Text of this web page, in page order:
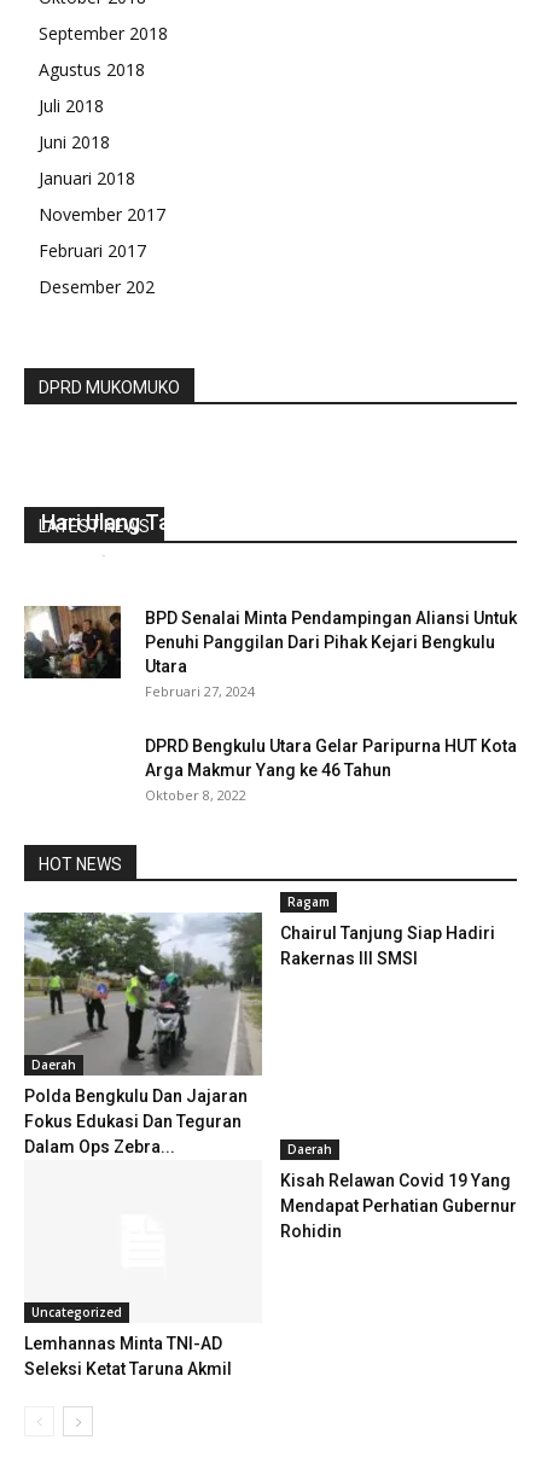
September 2018
Agustus 2018
Juli 2018
Juni 2018
Januari 2018
November 2017
Februari 2017
Desember 202
DPRD MUKOMUKO
LATEST NEWS
Hari Ulang Tahun Guru Dan PGRI Ke 77
-
BPD Senalai Minta Pendampingan Aliansi Untuk
Penuhi Panggilan Dari Pihak Kejari Bengkulu
Utara
Februari 27, 2024
DPRD Bengkulu Utara Gelar Paripurna HUT Kota
Arga Makmur Yang ke 46 Tahun
Oktober 8, 2022
HOT NEWS
Daerah
Polda Bengkulu Dan Jajaran
Fokus Edukasi Dan Teguran
Dalam Ops Zebra...
Ragam
Chairul Tanjung Siap Hadiri
Rakernas III SMSI
Uncategorized
Lemhannas Minta TNI-AD
Seleksi Ketat Taruna Akmil
Daerah
Kisah Relawan Covid 19 Yang
Mendapat Perhatian Gubernur
Rohidin